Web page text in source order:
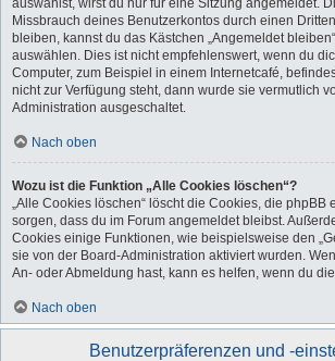
auswählst, wirst du nur für eine Sitzung angemeldet.
Missbrauch deines Benutzerkontos durch einen
bleiben, kannst du das Kästchen „Angemeldet
auswählen. Dies ist nicht empfehlenswert, wenn du
Computer, zum Beispiel in einem Internetcafé,
nicht zur Verfügung steht, dann wurde sie vermutlich
Administration ausgeschaltet.
Nach oben
Wozu ist die Funktion „Alle Cookies löschen“?
„Alle Cookies löschen“ löscht die Cookies, die phpBB
sorgen, dass du im Forum angemeldet bleibst.
Cookies einige Funktionen, wie beispielsweise den
sie von der Board-Administration aktiviert wurden.
An- oder Abmeldung hast, kann es helfen, wenn du
Nach oben
Benutzerpräferenzen und -